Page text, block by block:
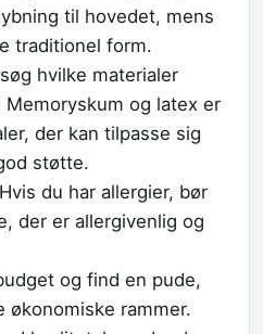
til hovedet, mens
traditionel form.
hvilke materialer
Memoryskum og latex er
der kan tilpasse sig
støtte.
du har allergier, bør
der er allergivenlig og
og find en pude,
økonomiske rammer.